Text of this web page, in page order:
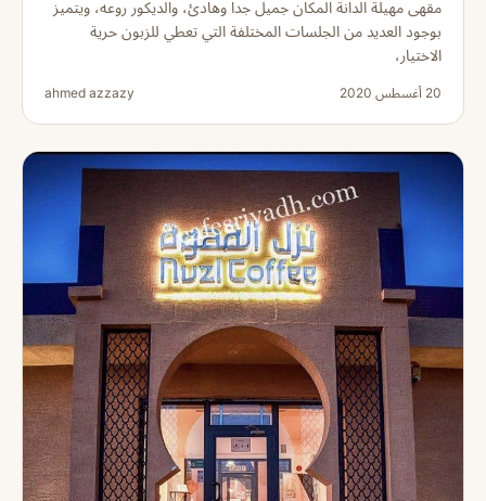
مقهى مهيلة الدانة المكان جميل جدا وهادئ، والديكور روعه، ويتميز
بوجود العديد من الجلسات المختلفة التي تعطي للزبون حرية
الاختيار،
20 أغسطس 2020 ahmed azzazy